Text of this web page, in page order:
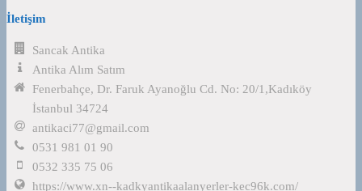
İletişim
Sancak Antika
Antika Alım Satım
Fenerbahçe, Dr. Faruk Ayanoğlu Cd. No: 20/1,Kadıköy
İstanbul 34724
antikaci77@gmail.com
0531 981 01 90
0532 335 75 06
https://www.xn--kadkyantikaalanyerler-kec96k.com/